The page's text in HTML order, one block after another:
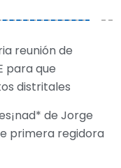
reunión de
para que
distritales
de Jorge
primera regidora